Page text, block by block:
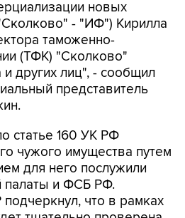
новых
- "ИФ") Кирилла
таможенно-
(ТФК) "Сколково"
других лиц", - сообщил
представитель
статье 160 УК РФ
чужого имущества путем
для него послужили
палаты и ФСБ РФ.
что в рамках